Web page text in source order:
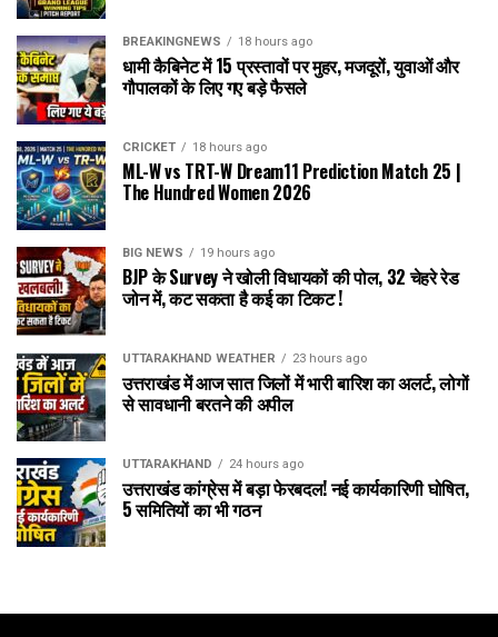
BREAKINGNEWS 18 hours ago
धामी कैबिनेट में 15 प्रस्तावों पर मुहर, मजदूरों, युवाओं और
गौपालकों के लिए गए बड़े फैसले
CRICKET 18 hours ago
ML-W vs TRT-W Dream11 Prediction Match 25 |
The Hundred Women 2026
BIG NEWS 19 hours ago
BJP के Survey ने खोली विधायकों की पोल, 32 चेहरे रेड
जोन में, कट सकता है कई का टिकट !
UTTARAKHAND WEATHER 23 hours ago
उत्तराखंड में आज सात जिलों में भारी बारिश का अलर्ट, लोगों
से सावधानी बरतने की अपील
UTTARAKHAND 24 hours ago
उत्तराखंड कांग्रेस में बड़ा फेरबदल! नई कार्यकारिणी घोषित,
5 समितियों का भी गठन